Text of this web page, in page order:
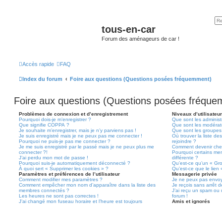
tous-en-car
Forum des aménageurs de car !
Accès rapide FAQ
Index du forum Foire aux questions (Questions posées fréquemment)
Foire aux questions (Questions posées
Problèmes de connexion et d’enregistrement
Pourquoi dois-je m’enregistrer ?
Que signifie COPPA ?
Je souhaite m’enregistrer, mais je n’y parviens pas !
Je suis enregistré mais je ne peux pas me connecter !
Pourquoi ne puis-je pas me connecter ?
Je me suis enregistré par le passé mais je ne peux plus me
connecter ?!
J’ai perdu mon mot de passe !
Pourquoi suis-je automatiquement déconnecté ?
À quoi sert « Supprimer les cookies » ?
Paramètres et préférences de l’utilisateur
Comment modifier mes paramètres ?
Comment empêcher mon nom d’apparaître dans la liste des
membres connectés ?
Les heures ne sont pas correctes !
J’ai changé mon fuseau horaire et l’heure est toujours
Niveaux
Que sont les
Que sont les
Que sont les groupes
Où trouver la liste
rejoindre ?
Comment devenir
Pourquoi certains
différente ?
Qu’est-ce qu’un «
Qu’est-ce que le lien
Messagerie privée
Je ne peux pas
Je reçois sans arrêt
J’ai reçu un spam ou
forum !
Amis et ignorés